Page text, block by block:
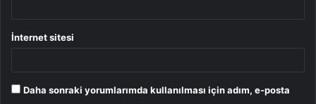
İnternet sitesi
Daha sonraki yorumlarımda kullanılması için adım, e-posta